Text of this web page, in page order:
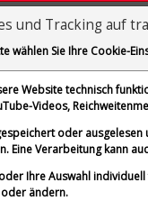
Corporation
SE NA O.N.,
und Tracking auf
wählen Sie Ihre Cookie-
Website technisch
Videos,
oder
Verarbeitung kann
Ihre Auswahl
ändern.